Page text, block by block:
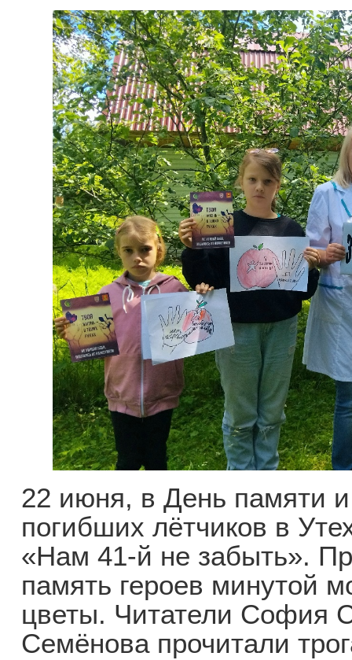
22 июня, в День памяти
погибших лётчиков в
«Нам 41-й не забыть».
память героев минутой
цветы. Читатели София
Семёнова прочитали